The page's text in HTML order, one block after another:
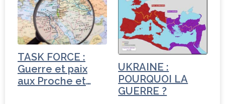
TASK FORCE :
Guerre et paix
aux Proche et
UKRAINE :
POURQUOI LA
GUERRE ?